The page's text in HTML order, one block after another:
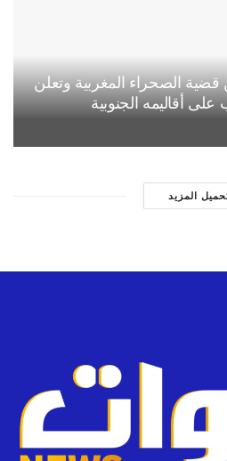
قضية الصحراء المغربية وتعلن
أقاليمه الجنوبية
المزيد